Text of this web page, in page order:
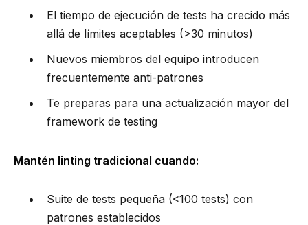
El tiempo de ejecución de tests ha crecido más
allá de límites aceptables (>30 minutos)
Nuevos miembros del equipo introducen
frecuentemente anti-patrones
Te preparas para una actualización mayor del
framework de testing
Mantén linting tradicional cuando:
Suite de tests pequeña (<100 tests) con
patrones establecidos